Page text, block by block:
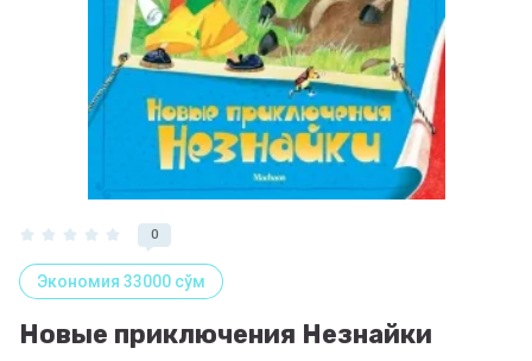
0
Экономия 33000 сўм
Новые приключения Незнайки